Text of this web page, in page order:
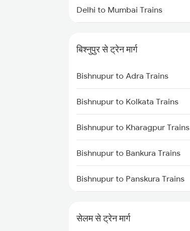
Delhi to Mumbai Trains
Mumbai to Delhi Trains
Mumbai to Goa Trains
Chennai to Coimbatore Trains
बिश्नुपुर से ट्रेन मार्ग
Bishnupur to Adra Trains
Bishnupur to Kolkata Trains
Bishnupur to Kharagpur Trains
Bishnupur to Bankura Trains
Bishnupur to Panskura Trains
सेलम से ट्रेन मार्ग